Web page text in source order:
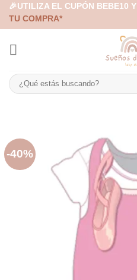
Skip🎉UTILIZA EL CUPÓN BEBE10 Y
TU COMPRA*
Buscar
por:
-40%